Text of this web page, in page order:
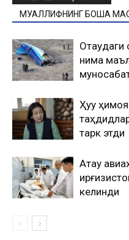
МУАЛЛИФНИНГ БОШҚА
нима
Ҳуқуқ
тарк этди
Ақтау
келинди